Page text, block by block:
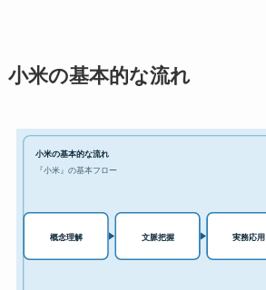
小米の基本的な流れ
小米の基本的な流れ
『小米』の基本フロー
概念理解 文脈把握 実務応用